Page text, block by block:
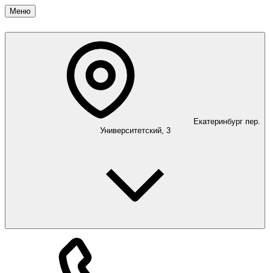
Меню
Екатеринбург пер.
Университетский, 3